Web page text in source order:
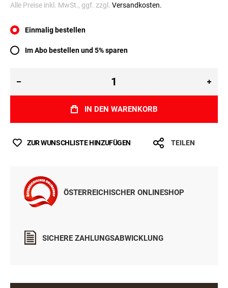
Alle Preise inkl. MwSt., ggf. zzgl. Versandkosten.
Einmalig bestellen
Im Abo bestellen und 5% sparen
IN DEN WARENKORB
ZUR WUNSCHLISTE HINZUFÜGEN TEILEN
ÖSTERREICHISCHER ONLINESHOP
SICHERE ZAHLUNGSABWICKLUNG